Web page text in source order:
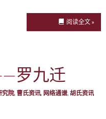
阅读全文 »
罗九迁
究院, 曹氏资讯, 网络通谱, 胡氏资讯